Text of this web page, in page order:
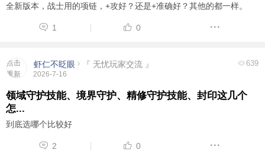
全新版本，战士用的项链，+攻好？还是+准确好？其他的都一样。
1 0
点击
重新
虾仁不眨眼 『 无忧玩家交流 』
2026-7-16
639
领域守护技能、境界守护、精修守护技能、封印这几个
怎...
到底选哪个比较好
2 0